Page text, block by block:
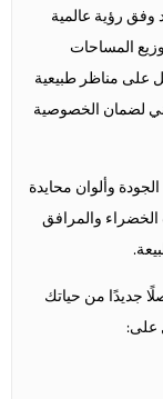
وفق رؤية عالمية
المساحات
على مناظر طبيعية
لضمان الخصوصية
وألوان محايدة
والمرافق
جديدًا من حياتك
على: